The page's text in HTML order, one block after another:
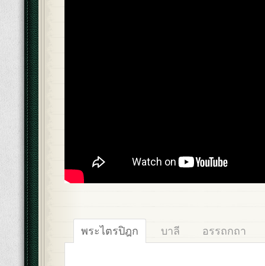
พระไตรปิฎก บาลี อรรถกถา